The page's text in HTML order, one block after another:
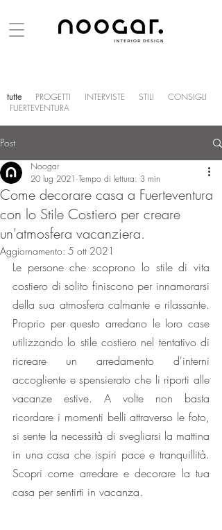
tutte PROGETTI INTERVISTE STILI
CONSIGLI
FUERTEVENTURA
Post
Come decorare casa a Fuerteventura
con lo Stile Costiero per creare
un'atmosfera vacanziera.
Noogar
20 lug 2021 Tempo di lettura: 3 min
Aggiornamento: 5 ott 2021
Le persone che scoprono lo stile di vita
costiero di solito finiscono per innamorarsi
della sua atmosfera calmante e rilassante.
Proprio per questo arredano le loro case
utilizzando lo stile costiero nel tentativo di
ricreare un arredamento d'interni
accogliente e spensierato che li riporti alle
vacanze estive. A volte non basta
ricordare i momenti belli attraverso le foto,
si sente la necessità di svegliarsi la mattina
in una casa che ispiri pace e tranquillità.
Scopri come arredare e decorare la tua
casa per sentirti in vacanza.